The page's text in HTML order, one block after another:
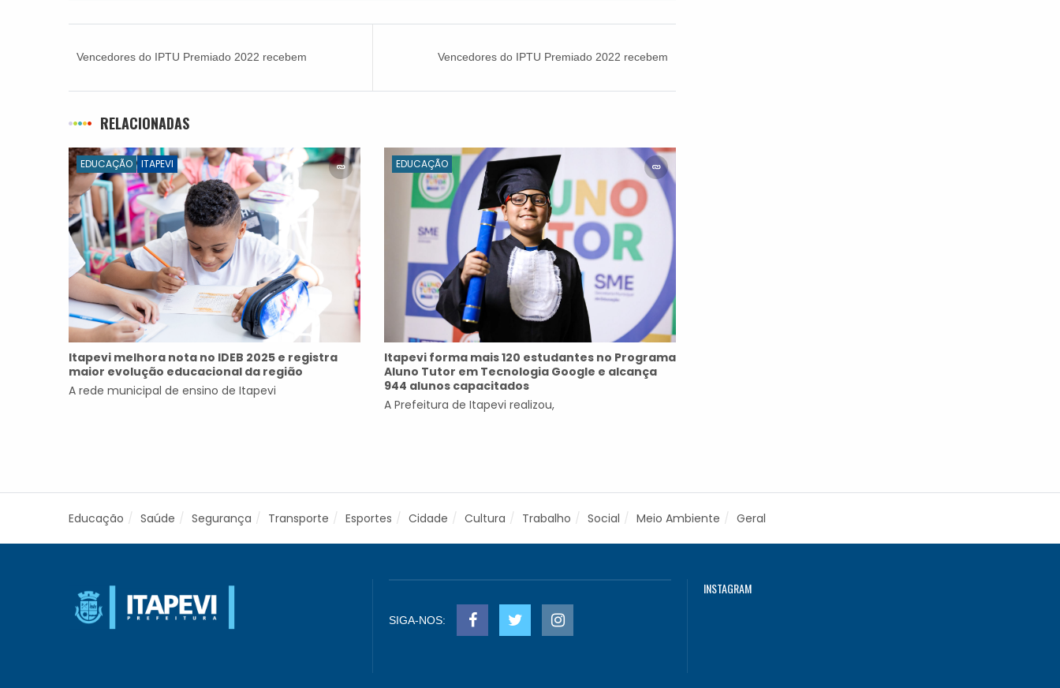
Vencedores do IPTU Premiado 2022 recebem
Vencedores do IPTU Premiado 2022 recebem
RELACIONADAS
EDUCAÇÃO ITAPEVI
Itapevi melhora nota no IDEB 2025 e registra
maior evolução educacional da região
A rede municipal de ensino de Itapevi
EDUCAÇÃO
Itapevi forma mais 120 estudantes no Programa
Aluno Tutor em Tecnologia Google e alcança
944 alunos capacitados
A Prefeitura de Itapevi realizou,
Educação Saúde Segurança Transporte Esportes Cidade Cultura Trabalho Social Meio Ambiente Geral
SIGA-NOS:
INSTAGRAM